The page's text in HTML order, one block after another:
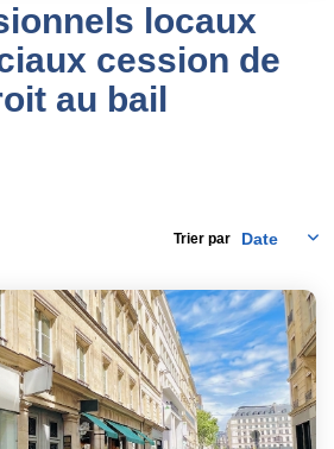
GÉRER
AGENCE
CONTACT
Surface min
Plus de critères
locaux
cession de
au bail
Trier par